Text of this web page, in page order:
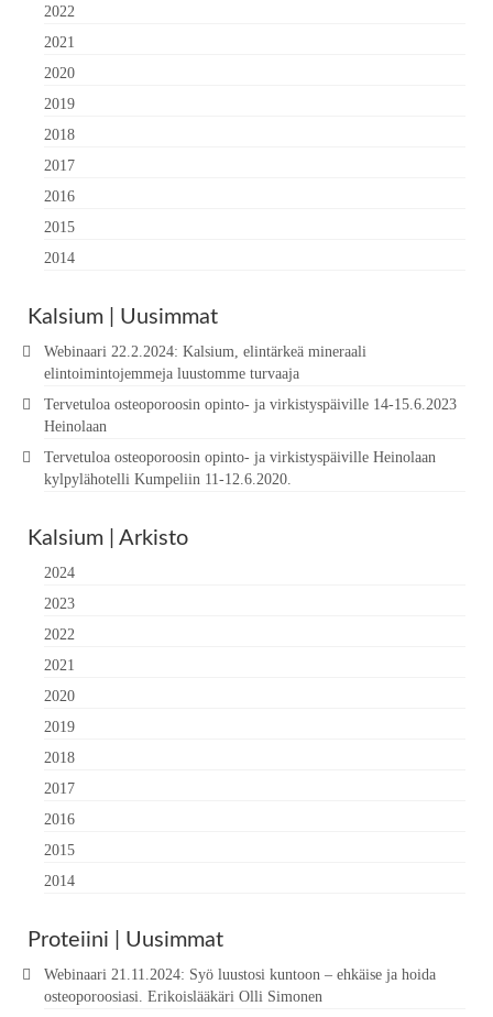
2022
2021
2020
2019
2018
2017
2016
2015
2014
Kalsium | Uusimmat
Webinaari 22.2.2024: Kalsium, elintärkeä mineraali
elintoimintojemmeja luustomme turvaaja
Tervetuloa osteoporoosin opinto- ja virkistyspäiville 14-15.6.2023
Heinolaan
Tervetuloa osteoporoosin opinto- ja virkistyspäiville Heinolaan
kylpylähotelli Kumpeliin 11-12.6.2020.
Kalsium | Arkisto
2024
2023
2022
2021
2020
2019
2018
2017
2016
2015
2014
Proteiini | Uusimmat
Webinaari 21.11.2024: Syö luustosi kuntoon – ehkäise ja hoida
osteoporoosiasi. Erikoislääkäri Olli Simonen